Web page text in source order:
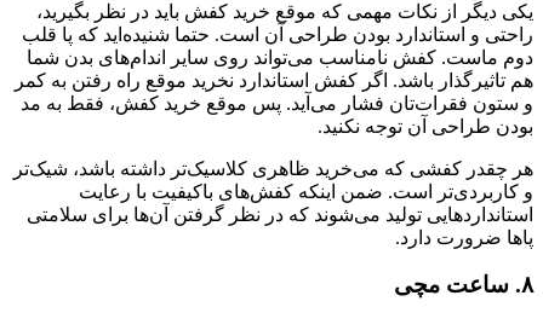
یکی دیگر از نکات مهمی که موقع خرید کفش باید در نظر بگیرید،
راحتی و استاندارد بودن طراحی آن است. حتما شنیده‌اید که پا قلب
دوم ماست. کفش نامناسب می‌تواند روی سایر اندام‌های بدن شما
هم تاثیرگذار باشد. اگر کفش استاندارد نخرید موقع راه رفتن به کمر
و ستون فقرات‌تان فشار می‌آید. پس موقع خرید کفش، فقط به مد
بودن طراحی آن توجه نکنید.
هر چقدر کفشی که می‌خرید ظاهری کلاسیک‌تر داشته باشد، شیک‌تر
و کاربردی‌تر است. ضمن اینکه کفش‌های باکیفیت با رعایت
استانداردهایی تولید می‌شوند که در نظر گرفتن آن‌ها برای سلامتی
پاها ضرورت دارد.
۸. ساعت مچی